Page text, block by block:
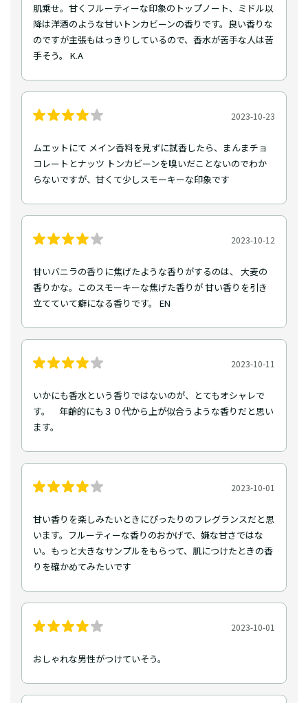
肌乗せ。甘くフルーティーな印象のトップノート、ミドル以
降は洋酒のような甘いトンカビーンの香りです。良い香りな
のですが主張もはっきりしているので、香水が苦手な人は苦
手そう。 K.A
2023-10-23
ムエットにて メイン香料を見ずに試香したら、まんまチョ
コレートとナッツ トンカビーンを嗅いだことないのでわか
らないですが、甘くて少しスモーキーな印象です
2023-10-12
甘いバニラの香りに焦げたような香りがするのは、 大麦の
香りかな。このスモーキーな焦げた香りが 甘い香りを引き
立てていて癖になる香りです。 EN
2023-10-11
いかにも香水という香りではないのが、とてもオシャレで
す。 年齢的にも３０代から上が似合うような香りだと思い
ます。
2023-10-01
甘い香りを楽しみたいときにぴったりのフレグランスだと思
います。フルーティーな香りのおかげで、嫌な甘さではな
い。もっと大きなサンプルをもらって、肌につけたときの香
りを確かめてみたいです
2023-10-01
おしゃれな男性がつけていそう。